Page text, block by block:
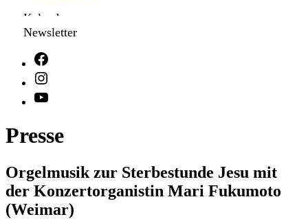
Kalender
Newsletter
Presse
Orgelmusik zur Sterbestunde Jesu mit
der Konzertorganistin Mari Fukumoto
(Weimar)